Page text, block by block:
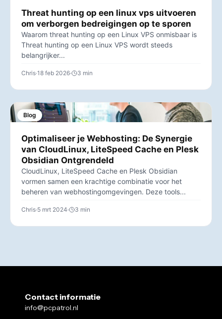
Threat hunting op een linux vps uitvoeren
om verborgen bedreigingen op te sporen
Waarom threat hunting op een Linux VPS onmisbaar is
Threat hunting op een Linux VPS wordt steeds
belangrijker...
Chris 18 feb 2026 3 min
Blog
Optimaliseer je Webhosting: De Synergie
van CloudLinux, LiteSpeed Cache en Plesk
Obsidian Ontgrendeld
CloudLinux, LiteSpeed Cache en Plesk Obsidian
vormen samen een krachtige combinatie voor het
beheren van webhostingomgevingen. Deze tools...
Chris 5 mrt 2024 3 min
Contact informatie
info@pcpatrol.nl